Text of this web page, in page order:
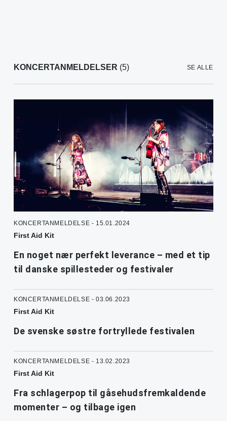
KONCERTANMELDELSER (5) SE ALLE
KONCERTANMELDELSE - 15.01.2024
First Aid Kit
En noget nær perfekt leverance – med et tip
til danske spillesteder og festivaler
KONCERTANMELDELSE - 03.06.2023
First Aid Kit
De svenske søstre fortryllede festivalen
KONCERTANMELDELSE - 13.02.2023
First Aid Kit
Fra schlagerpop til gåsehudsfremkaldende
momenter – og tilbage igen